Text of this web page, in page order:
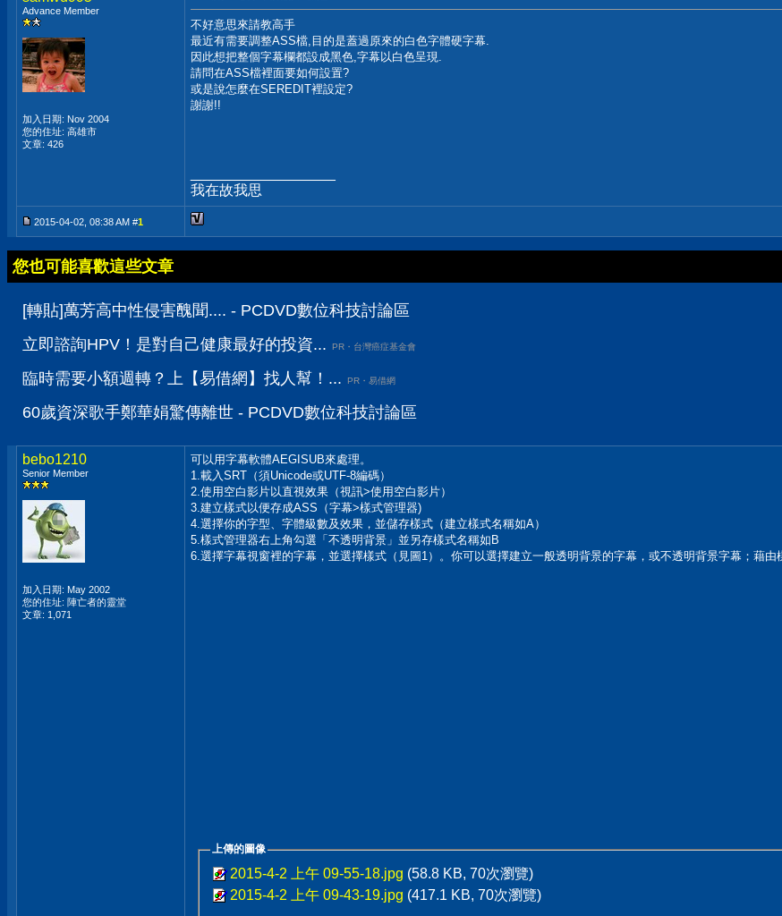
Advance Member
加入日期: Nov 2004
您的住址: 高雄市
文章: 426
不好意思來請教高手
最近有需要調整ASS檔,目的是蓋過原來的白色字體硬字幕.
因此想把整個字幕欄都設成黑色,字幕以白色呈現.
請問在ASS檔裡面要如何設置?
或是說怎麼在SEREDIT裡設定?
謝謝!!
我在故我思
2015-04-02, 08:38 AM #1
您也可能喜歡這些文章
[轉貼]萬芳高中性侵害醜聞.... - PCDVD數位科技討論區
立即諮詢HPV！是對自己健康最好的投資...
PR・台灣癌症基金會
臨時需要小額週轉？上【易借網】找人幫！... PR・易借網
60歲資深歌手鄭華娟驚傳離世 - PCDVD數位科技討論區
bebo1210
Senior Member
加入日期: May 2002
您的住址: 陣亡者的靈堂
文章: 1,071
可以用字幕軟體AEGISUB來處理。
1.載入SRT（須Unicode或UTF-8編碼）
2.使用空白影片以直視效果（視訊>使用空白影片）
3.建立樣式以便存成ASS（字幕>樣式管理器)
4.選擇你的字型、字體級數及效果，並儲存樣式（建立樣式名稱如A）
5.樣式管理器右上角勾選「不透明背景」並另存樣式名稱如B
6.選擇字幕視窗裡的字幕，並選擇樣式（見圖1）。你可以選擇建立一般透明背景的字幕，或不透明背景字幕；藉由
上傳的圖像
2015-4-2 上午 09-55-18.jpg (58.8 KB, 70次瀏覽)
2015-4-2 上午 09-43-19.jpg (417.1 KB, 70次瀏覽)